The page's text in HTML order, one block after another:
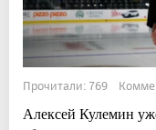
Прочитали: 769
Алексей Кулемин